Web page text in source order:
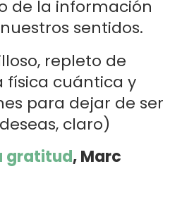
de la información
sentidos.
repleto de
física cuántica y
para dejar de ser
claro)
gratitud, Marc